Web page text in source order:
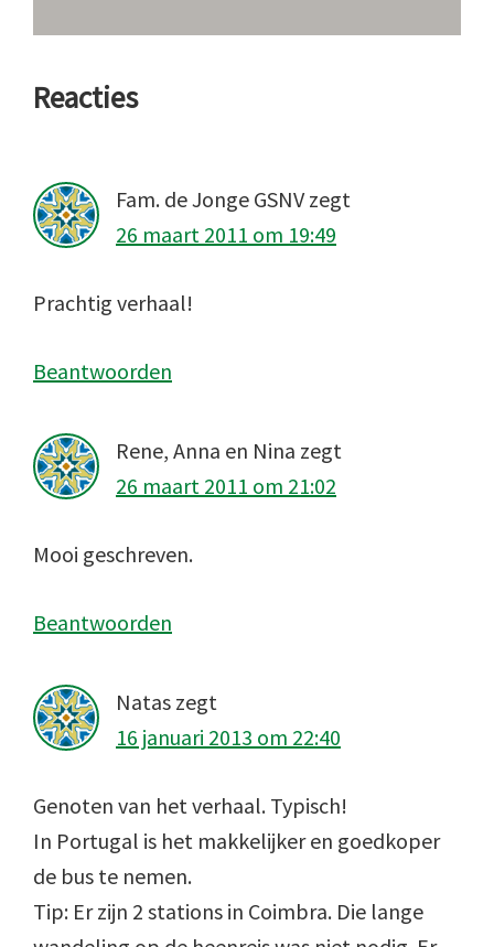
Lees
Reacties
Fam. de Jonge GSNV zegt
26 maart 2011 om 19:49
Prachtig verhaal!
Beantwoorden
Rene, Anna en Nina zegt
26 maart 2011 om 21:02
Mooi geschreven.
Beantwoorden
Natas zegt
16 januari 2013 om 22:40
Genoten van het verhaal. Typisch!
In Portugal is het makkelijker en goedkoper
de bus te nemen.
Tip: Er zijn 2 stations in Coimbra. Die lange